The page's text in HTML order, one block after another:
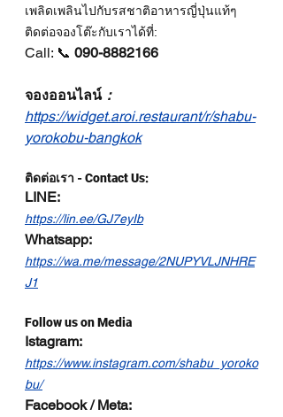
เพลิดเพลินไปกับรสชาติอาหารญี่ปุ่นแท้ๆ
ติดต่อจองโต๊ะกับเราได้ที่:
Call: 📞 090-8882166
จองออนไลน์：
https://widget.aroi.restaurant/r/shabu-
yorokobu-bangkok
ติดต่อเรา - Contact Us:
LINE:
https://lin.ee/GJ7eyIb
Whatsapp:
https://wa.me/message/2NUPYVLJNHRE
J1
Follow us on Media
Istagram:
https://www.instagram.com/shabu_yoroko
bu/
Facebook / Meta: